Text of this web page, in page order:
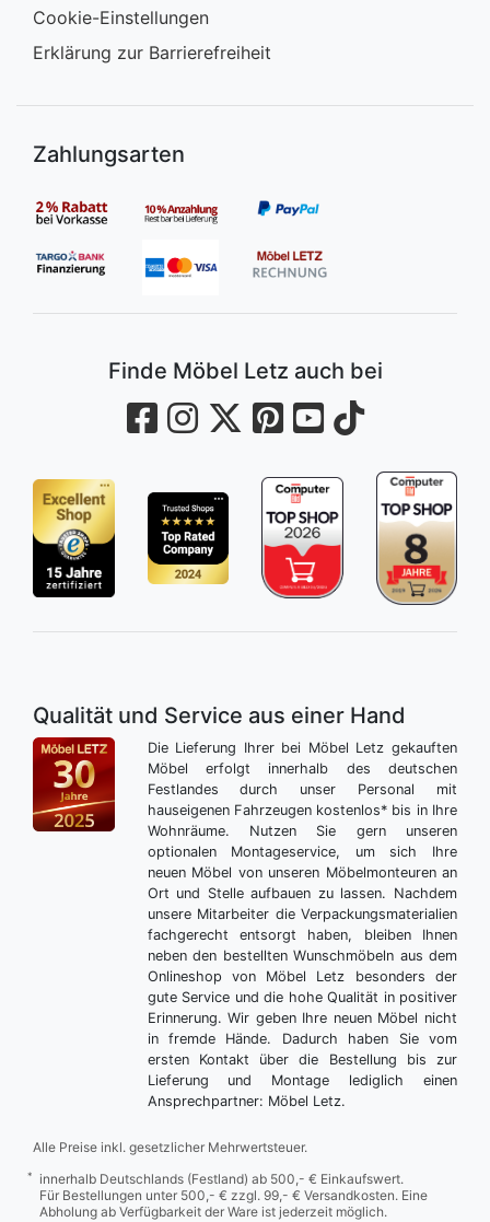
Cookie-Einstellungen
Erklärung zur Barrierefreiheit
Zahlungsarten
Finde Möbel Letz auch bei
Qualität und Service aus einer Hand
Die Lieferung Ihrer bei Möbel Letz gekauften
Möbel erfolgt innerhalb des deutschen
Festlandes durch unser Personal mit
hauseigenen Fahrzeugen kostenlos* bis in Ihre
Wohnräume. Nutzen Sie gern unseren
optionalen Montageservice, um sich Ihre
neuen Möbel von unseren Möbelmonteuren an
Ort und Stelle aufbauen zu lassen. Nachdem
unsere Mitarbeiter die Verpackungsmaterialien
fachgerecht entsorgt haben, bleiben Ihnen
neben den bestellten Wunschmöbeln aus dem
Onlineshop von Möbel Letz besonders der
gute Service und die hohe Qualität in positiver
Erinnerung. Wir geben Ihre neuen Möbel nicht
in fremde Hände. Dadurch haben Sie vom
ersten Kontakt über die Bestellung bis zur
Lieferung und Montage lediglich einen
Ansprechpartner: Möbel Letz.
Alle Preise inkl. gesetzlicher Mehrwertsteuer.
*
innerhalb Deutschlands (Festland) ab 500,- € Einkaufswert.
Für Bestellungen unter 500,- € zzgl. 99,- € Versandkosten. Eine
Abholung ab Verfügbarkeit der Ware ist jederzeit möglich.